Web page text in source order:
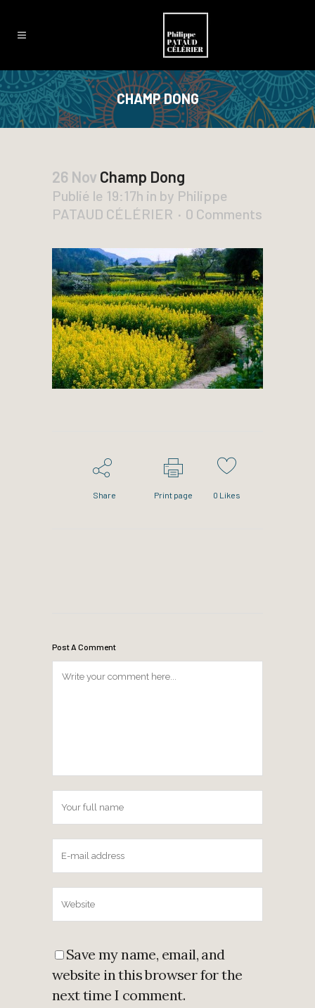
CHAMP DONG
26 Nov Champ Dong
Publié le 19:17h in by Philippe
PATAUD CÉLÉRIER
0 Comments
Share Print page 0 Likes
Post A Comment
Save my name, email, and
website in this browser for the
next time I comment.